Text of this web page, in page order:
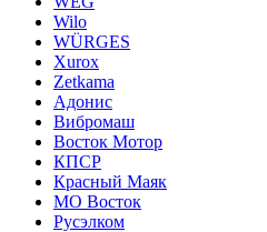
Wilo
WÜRGES
Xurox
Zetkama
Адонис
Вибромаш
Восток Мотор
КПСР
Красный Маяк
МО Восток
Русэлком